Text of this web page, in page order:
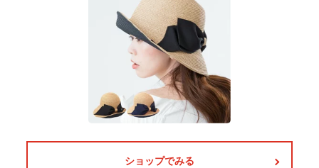
ショップでみる